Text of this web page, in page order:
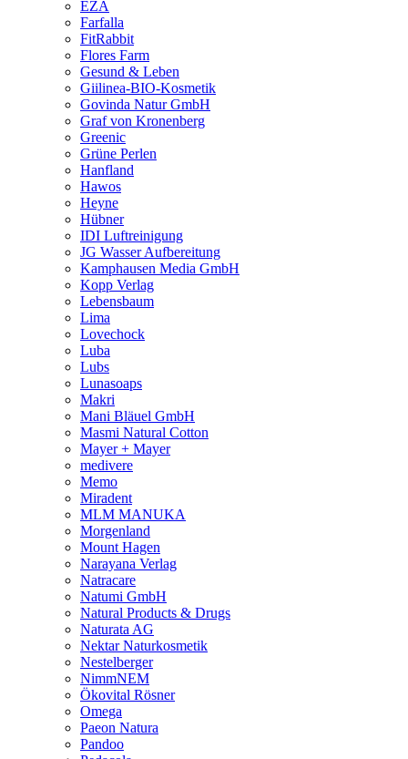
EZA
Farfalla
FitRabbit
Flores Farm
Gesund & Leben
Giilinea-BIO-Kosmetik
Govinda Natur GmbH
Graf von Kronenberg
Greenic
Grüne Perlen
Hanfland
Hawos
Heyne
Hübner
IDI Luftreinigung
JG Wasser Aufbereitung
Kamphausen Media GmbH
Kopp Verlag
Lebensbaum
Lima
Lovechock
Luba
Lubs
Lunasoaps
Makri
Mani Bläuel GmbH
Masmi Natural Cotton
Mayer + Mayer
medivere
Memo
Miradent
MLM MANUKA
Morgenland
Mount Hagen
Narayana Verlag
Natracare
Natumi GmbH
Natural Products & Drugs
Naturata AG
Nektar Naturkosmetik
Nestelberger
NimmNEM
Ökovital Rösner
Omega
Paeon Natura
Pandoo